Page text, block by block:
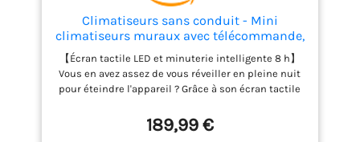
Climatiseurs sans conduit - Mini
climatiseurs muraux avec télécommande,
refroidissement et chauffage ultra
silencieux, système split facile à installer,
climatiseurs sans conduit pour la maison
【Écran tactile LED et minuterie intelligente 8 h】
Vous en avez assez de vous réveiller en pleine nuit
pour éteindre l'appareil ? Grâce à son écran tactile
automatiquement à l'heure prévue pour un
sommeil paisible et réparateur. Son utilisation est
189,99 €